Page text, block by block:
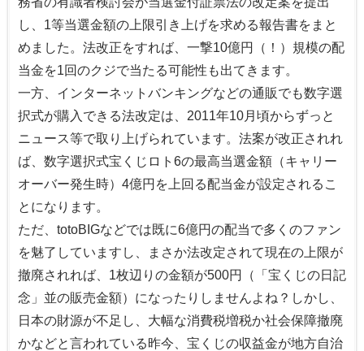
し、1等当選金額の上限引き上げを求める報告書をまと
めました。法改正をすれば、一撃10億円（！）規模の配
当金を1回のクジで当たる可能性も出てきます。
一方、インターネットバンキングなどの通販でも数字選
択式が購入できる法改定は、2011年10月頃からずっと
ニュース等で取り上げられています。法案が改正されれ
ば、数字選択式宝くじロト6の最高当選金額（キャリー
オーバー発生時）4億円を上回る配当金が設定されるこ
とになります。
ただ、totoBIGなどでは既に6億円の配当で多くのファン
を魅了していますし、まさか法改定されて現在の上限が
撤廃されれば、1枚辺りの金額が500円（「宝くじの日記
念」並の販売金額）になったりしませんよね？しかし、
日本の財源が不足し、大幅な消費税増税か社会保障撤廃
かなどと言われている昨今、宝くじの収益金が地方自治